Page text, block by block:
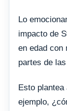
Lo
impacto de
en edad con
partes de
Esto
ejemplo,